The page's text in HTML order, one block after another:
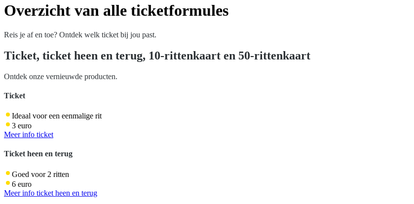
Overzicht van alle ticketformules
Reis je af en toe? Ontdek welk ticket bij jou past.
Ticket, ticket heen en terug, 10-rittenkaart en 50-rittenkaart
Ontdek onze vernieuwde producten.
Ticket
Ideaal voor een eenmalige rit
3 euro
Meer info ticket
Ticket heen en terug
Goed voor 2 ritten
6 euro
Meer info ticket heen en terug